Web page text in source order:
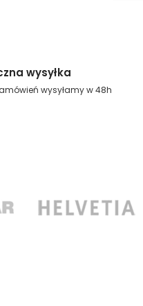
wysyłka
wysyłamy w 48h